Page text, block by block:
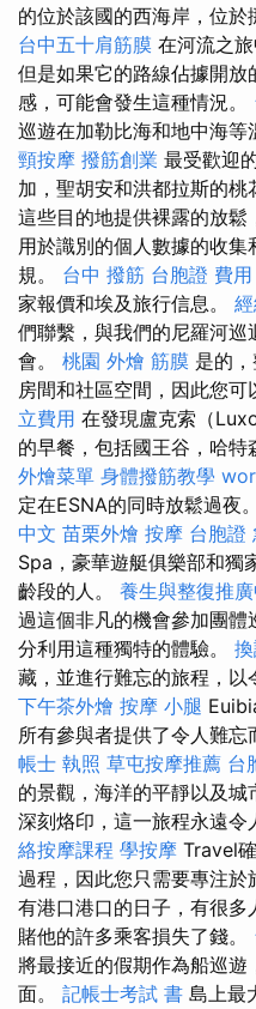
的位於該國的西海岸，位於
台中五十肩筋膜 在河流之
但是如果它的路線佔據開
感，可能會發生這種情況。
巡遊在加勒比海和地中海等
頸按摩 撥筋創業 最受歡迎
加，聖胡安和洪都拉斯的桃
這些目的地提供裸露的放
用於識別的個人數據的收
規。 台中 撥筋 台胞證 費用
家報價和埃及旅行信息。
們聯繫，與我們的尼羅河
會。 桃園 外燴 筋膜 是的
房間和社區空間，因此您可
立費用 在發現盧克索（
的早餐，包括國王谷，哈特
外燴菜單 身體撥筋教學
定在ESNA的同時放鬆過夜
中文 苗栗外燴 按摩 台胞證
Spa，豪華遊艇俱樂部和獨
齡段的人。 養生與整復推
過這個非凡的機會參加團
分利用這種獨特的體驗。
藏，並進行難忘的旅程，
下午茶外燴 按摩 小腿
所有參與者提供了令人難忘
帳士 執照 草屯按摩推薦 台
的景觀，海洋的平靜以及
深刻烙印，這一旅程永遠令
絡按摩課程 學按摩 Travel
過程，因此您只需要專注
有港口港口的日子，有很多
賭他的許多乘客損失了錢。
將最接近的假期作為船巡
面。 記帳士考試 書 島上最